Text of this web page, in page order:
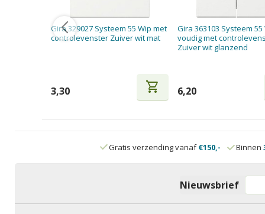
Gira 329027 Systeem 55 Wip met
controlevenster Zuiver wit mat
3,30 shopping_cart
Gira 363103 Systeem 55
voudig met
Zuiver wit glanzend
6,20
Gratis verzending vanaf€150,- Binnen
Nieuwsbrief